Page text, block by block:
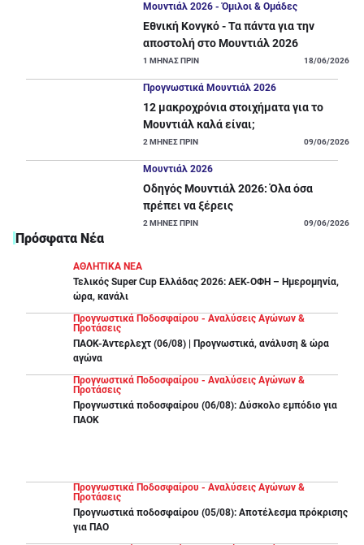
Μουντιάλ 2026 - Όμιλοι & Ομάδες
Εθνική Κονγκό - Τα πάντα για την
αποστολή στο Μουντιάλ 2026
1 ΜΗΝΑΣ ΠΡΙΝ 18/06/2026
Προγνωστικά Μουντιάλ 2026
12 μακροχρόνια στοιχήματα για το
Μουντιάλ καλά είναι;
2 ΜΗΝΕΣ ΠΡΙΝ 09/06/2026
Μουντιάλ 2026
Οδηγός Μουντιάλ 2026: Όλα όσα
πρέπει να ξέρεις
2 ΜΗΝΕΣ ΠΡΙΝ 09/06/2026
Πρόσφατα Νέα
ΑΘΛΗΤΙΚΑ ΝΕΑ
Τελικός Super Cup Ελλάδας 2026: ΑΕΚ-ΟΦΗ – Ημερομηνία,
ώρα, κανάλι
Προγνωστικά Ποδοσφαίρου - Αναλύσεις Αγώνων &
Προτάσεις
ΠΑΟΚ-Άντερλεχτ (06/08) | Προγνωστικά, ανάλυση & ώρα
αγώνα
Προγνωστικά Ποδοσφαίρου - Αναλύσεις Αγώνων &
Προτάσεις
Προγνωστικά ποδοσφαίρου (06/08): Δύσκολο εμπόδιο για
ΠΑΟΚ
Προγνωστικά Ποδοσφαίρου - Αναλύσεις Αγώνων &
Προτάσεις
Προγνωστικά ποδοσφαίρου (05/08): Αποτέλεσμα πρόκρισης
για ΠΑΟ